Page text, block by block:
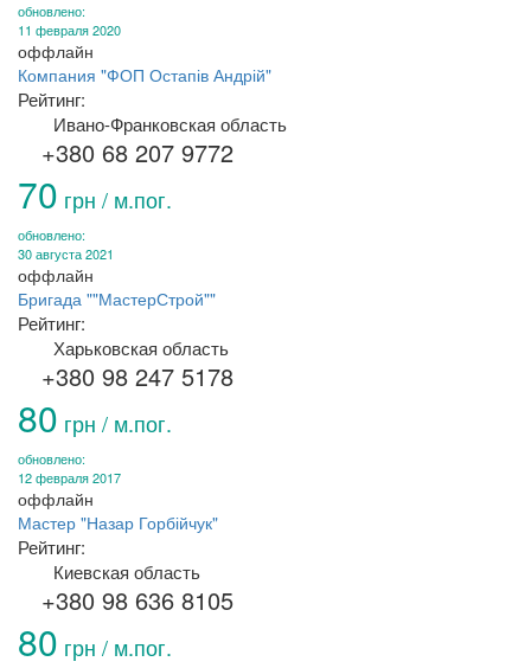
обновлено:
11 февраля 2020
оффлайн
Компания "ФОП Остапів Андрій"
Рейтинг:
Ивано-Франковская область
+380 68 207 9772
70 грн / м.пог.
обновлено:
30 августа 2021
оффлайн
Бригада ""МастерСтрой""
Рейтинг:
Харьковская область
+380 98 247 5178
80 грн / м.пог.
обновлено:
12 февраля 2017
оффлайн
Мастер "Назар Горбійчук"
Рейтинг:
Киевская область
+380 98 636 8105
80 грн / м.пог.